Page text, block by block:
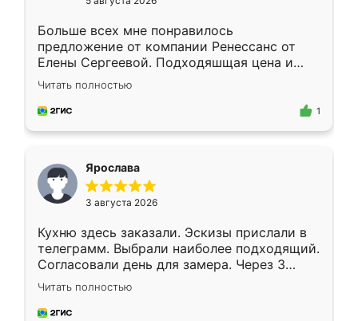
Больше всех мне понравилось
предложение от компании Ренессанс от
Елены Сергеевой. Подходяшщая цена и
короткие сроки изготовления. Приехавший
для замера сотрудник Владислав
предложил по моему эскизу самый
Читать полностью
1
Ярослава
3 августа 2026
Кухню здесь заказали. Эскизы прислали в
телеграмм. Выбрали наиболее подходящий.
Согласовали день для замера. Через 3
недели кухня была уже готова. Остались
довольны работой. Спасибо Ренессанс
мебель за качественную работу!
Читать полностью